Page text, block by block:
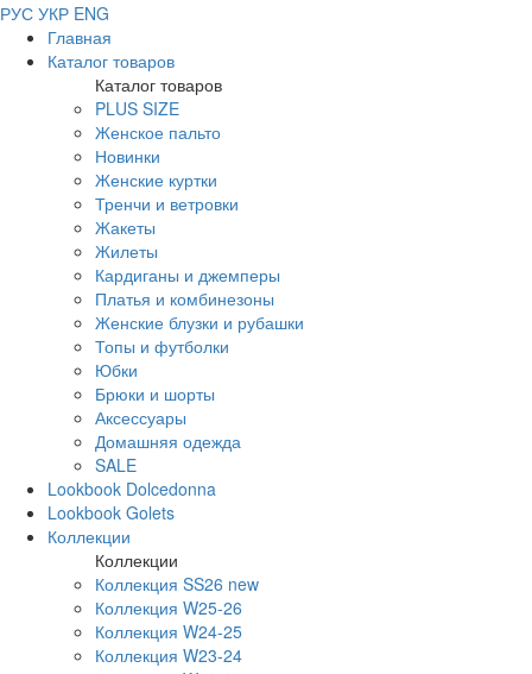
РУС УКР ENG
Главная
Каталог товаров
Каталог товаров
PLUS SIZE
Женское пальто
Новинки
Женские куртки
Тренчи и ветровки
Жакеты
Жилеты
Кардиганы и джемперы
Платья и комбинезоны
Женские блузки и рубашки
Топы и футболки
Юбки
Брюки и шорты
Аксессуары
Домашняя одежда
SALE
Lookbook Dolcedonna
Lookbook Golets
Коллекции
Коллекции
Коллекция SS26 new
Коллекция W25-26
Коллекция W24-25
Коллекция W23-24